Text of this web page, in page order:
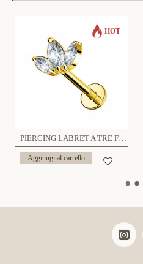
HOT
PIERCING LABRET A TRE FOGLIE - JQ680L131
Aggiungi al carrello